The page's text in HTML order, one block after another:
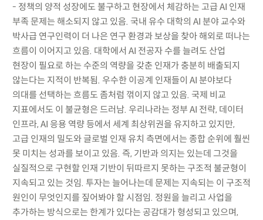
- 정책의 양적 성장에도 불구하고 현장에서 체감하는 고급 AI 인재
부족 문제는 해소되지 않고 있음. 국내 유수 대학의 AI 분야 교수와
박사급 연구인력이 더 나은 연구 환경과 보상을 찾아 해외로 떠나는
흐름이 이어지고 있음. 대학에서 AI 전공자 수를 늘려도 산업
현장이 필요로 하는 수준의 역량을 갖춘 인재가 충분히 배출되지
않는다는 지적이 반복됨. 우수한 이공계 인재들이 AI 분야보다
의대를 선택하는 흐름도 좀처럼 꺾이지 않고 있음. 국제 비교
지표에서도 이 불균형은 드러남. 우리나라는 정부 AI 전략, 데이터
인프라, AI 응용 역량 등에서 세계 최상위권을 유지하고 있지만,
고급 인재의 밀도와 글로벌 인재 유치 측면에서는 종합 순위에 훨씬
못 미치는 성과를 보이고 있음. 즉, 기반과 의지는 있는데 그것을
실질적으로 구현할 인재 기반이 뒤따르지 못하는 구조적 불균형이
지속되고 있는 것임. 투자는 늘어나는데 문제는 지속되는 이 구조적
원인이 무엇인지를 짚어봐야 할 시점임. 정원을 늘리고 사업을
추가하는 방식으로는 한계가 있다는 공감대가 형성되고 있으며,